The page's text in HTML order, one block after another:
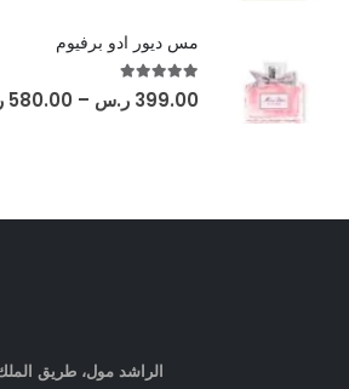
مس ديور ادو برفيوم
5.00
out of 5
399.00 ر.س –
580.00
الراشد مول، طريق الملك